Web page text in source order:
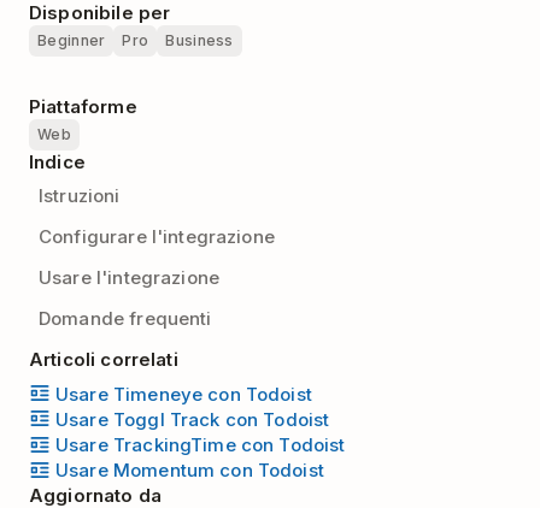
Disponibile per
Beginner Pro Business
Piattaforme
Web
Indice
Istruzioni
Configurare l'integrazione
Usare l'integrazione
Domande frequenti
Articoli correlati
Usare Timeneye con Todoist
Usare Toggl Track con Todoist
Usare TrackingTime con Todoist
Usare Momentum con Todoist
Aggiornato da